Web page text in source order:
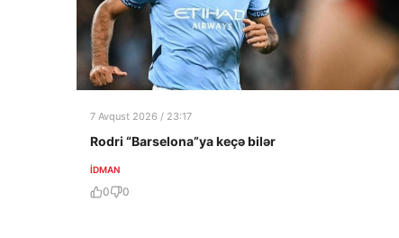
7 Avqust 2026 / 23:17
Rodri “Barselona”ya keçə bilər
İDMAN
0 0